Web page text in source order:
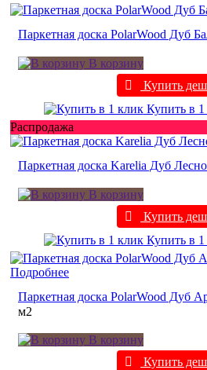
Паркетная доска PolarWood Дуб
В корзину
Купить
Купить в 1
Распродажа
Паркетная доска Karelia Дуб
В корзину
Купить
Купить в 1
Подробнее
Паркетная доска PolarWood Дуб
м2
В корзину
Купить